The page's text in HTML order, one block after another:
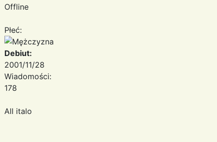
Offline
Płeć:
Debiut:
2001/11/28
Wiadomości:
178
All italo